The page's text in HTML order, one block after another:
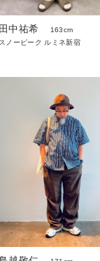
田中祐希
163cm
スノーピーク ルミネ新宿